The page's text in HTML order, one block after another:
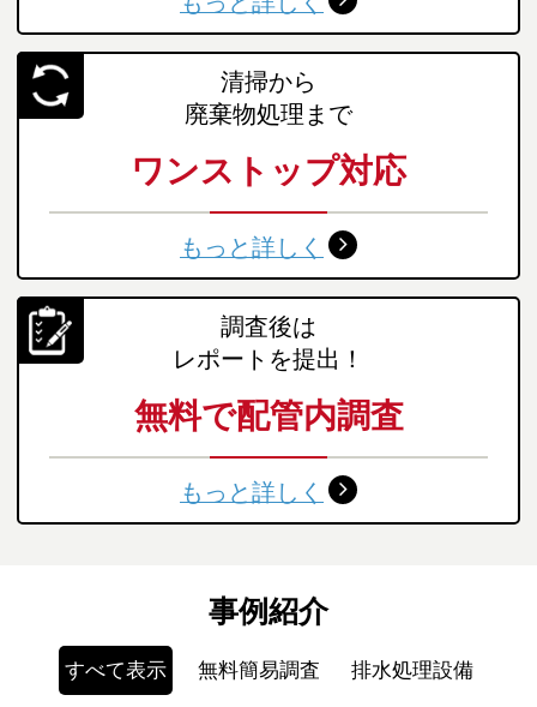
清掃から
廃棄物処理まで
ワンストップ対応
もっと詳しく
調査後は
レポートを提出！
無料で配管内調査
もっと詳しく
事例紹介
すべて表示 無料簡易調査 排水処理設備